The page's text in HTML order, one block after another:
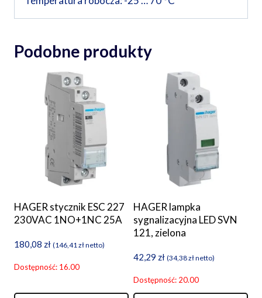
Podobne produkty
HAGER stycznik ESC 227
230VAC 1NO+1NC 25A
180,08 zł (146,41złnetto)
Dostępność: 16.00
HAGER lampka
sygnalizacyjna LED SVN
121, zielona
42,29 zł (34,38złnetto)
Dostępność: 20.00